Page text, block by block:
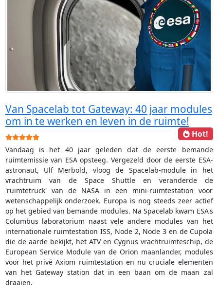
Van Spacelab tot Gateway: 40 jaar modules
om in te werken en leven in de ruimte!
Hot!
Gebruikerswaardering:
Vandaag is het 40 jaar geleden dat de eerste bemande
ruimtemissie van ESA opsteeg. Vergezeld door de eerste ESA-
astronaut, Ulf Merbold, vloog de Spacelab-module in het
vrachtruim van de Space Shuttle en veranderde de
'ruimtetruck' van de NASA in een mini-ruimtestation voor
wetenschappelijk onderzoek. Europa is nog steeds zeer actief
op het gebied van bemande modules. Na Spacelab kwam ESA's
Columbus laboratorium naast vele andere modules van het
internationale ruimtestation ISS, Node 2, Node 3 en de Cupola
die de aarde bekijkt, het ATV en Cygnus vrachtruimteschip, de
European Service Module van de Orion maanlander, modules
voor het privé Axiom ruimtestation en nu cruciale elementen
van het Gateway station dat in een baan om de maan zal
draaien.